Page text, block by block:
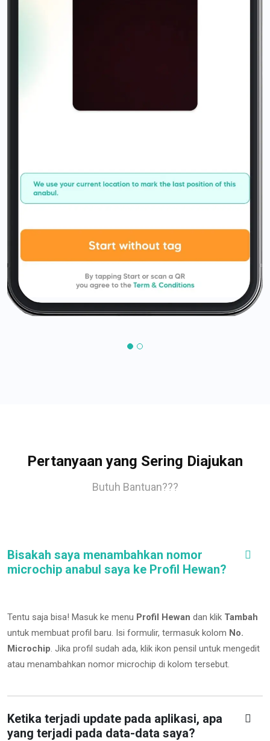
Pertanyaan yang Sering Diajukan
Butuh Bantuan???
Bisakah saya menambahkan nomor
microchip anabul saya ke Profil Hewan?
Tentu saja bisa! Masuk ke menu Profil Hewan dan klik Tambah
untuk membuat profil baru. Isi formulir, termasuk kolom No.
Microchip. Jika profil sudah ada, klik ikon pensil untuk mengedit
atau menambahkan nomor microchip di kolom tersebut.
Ketika terjadi update pada aplikasi, apa
yang terjadi pada data-data saya?